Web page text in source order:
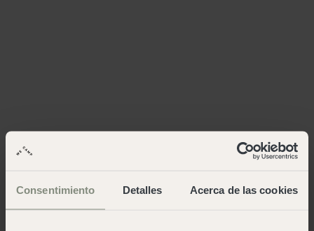
Consentimiento Detalles Acerca de las cookies